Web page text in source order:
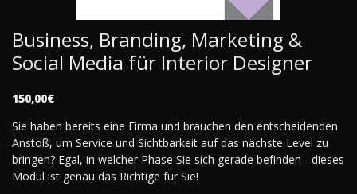
Business, Branding, Marketing &
Social Media für Interior Designer
150,00€
Sie haben bereits eine Firma und brauchen den entscheidenden
Anstoß, um Service und Sichtbarkeit auf das nächste Level zu
bringen? Egal, in welcher Phase Sie sich gerade befinden - dieses
Modul ist genau das Richtige für Sie!